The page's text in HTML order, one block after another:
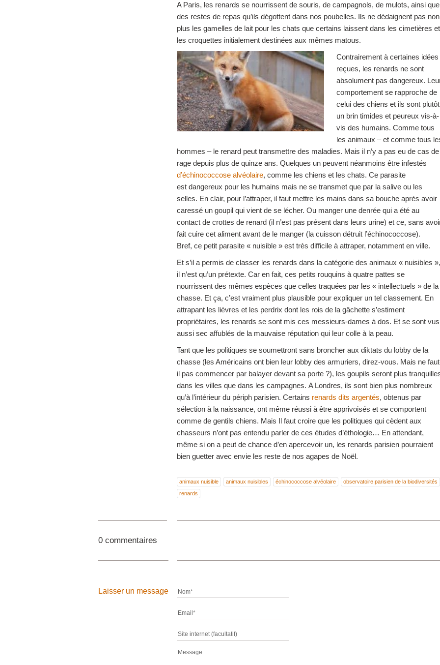
A Paris, les renards se nourrissent de souris, de campagnols, de mulots, ainsi que
des restes de repas qu’ils dégottent dans nos poubelles. Ils ne dédaignent pas non
plus les gamelles de lait pour les chats que certains laissent dans les cimetières et
les croquettes initialement destinées aux mêmes matous.
Contrairement à certaines idées
reçues, les renards ne sont
absolument pas dangereux.
comportement se rapproche de
celui des chiens et ils sont plutôt
un brin timides et peureux vis-à-
vis des humains. Comme tous
les animaux – et comme tous
hommes – le renard peut transmettre des maladies. Mais il n’y a pas eu de cas de
rage depuis plus de quinze ans. Quelques un peuvent néanmoins être infestés
d’échinococcose alvéolaire, comme les chiens et les chats. Ce parasite
est dangereux pour les humains mais ne se transmet que par la salive ou les
selles. En clair, pour l’attraper, il faut mettre les mains dans sa bouche après avoir
caressé un goupil qui vient de se lécher. Ou manger une denrée qui a été au
contact de crottes de renard (il n’est pas présent dans leurs urine) et ce, sans
fait cuire cet aliment avant de le manger (la cuisson détruit l’échinococcose).
Bref, ce petit parasite « nuisible » est très difficile à attraper, notamment en ville.
Et s’il a permis de classer les renards dans la catégorie des animaux « nuisibles »,
il n’est qu’un prétexte. Car en fait, ces petits rouquins à quatre pattes se
nourrissent des mêmes espèces que celles traquées par les « intellectuels » de la
chasse. Et ça, c’est vraiment plus plausible pour expliquer un tel classement. En
attrapant les lièvres et les perdrix dont les rois de la gâchette s’estiment
propriétaires, les renards se sont mis ces messieurs-dames à dos. Et se sont vus
aussi sec affublés de la mauvaise réputation qui leur colle à la peau.
Tant que les politiques se soumettront sans broncher aux diktats du lobby de la
chasse (les Américains ont bien leur lobby des armuriers, direz-vous. Mais ne
il pas commencer par balayer devant sa porte ?), les goupils seront plus
dans les villes que dans les campagnes. A Londres, ils sont bien plus nombreux
qu’à l’intérieur du périph parisien. Certains renards dits argentés, obtenus par
sélection à la naissance, ont même réussi à être apprivoisés et se comportent
comme de gentils chiens. Mais Il faut croire que les politiques qui cèdent aux
chasseurs n’ont pas entendu parler de ces études d’éthologie… En attendant,
même si on a peut de chance d’en apercevoir un, les renards parisien pourraient
bien guetter avec envie les reste de nos agapes de Noël.
animaux nuisible animaux nuisibles échinococcose alvéolaire
observatoire parisien de la biodiversités
renards
0 commentaires
Laisser un message